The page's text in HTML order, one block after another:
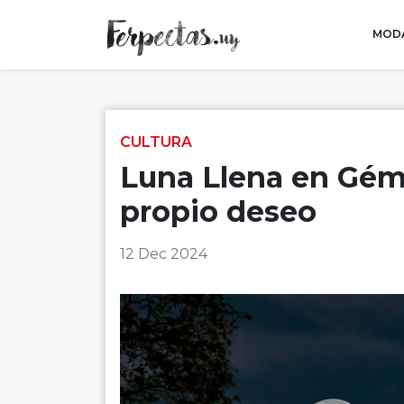
CULTURA
Luna Llena en
propio deseo
12 Dec 2024